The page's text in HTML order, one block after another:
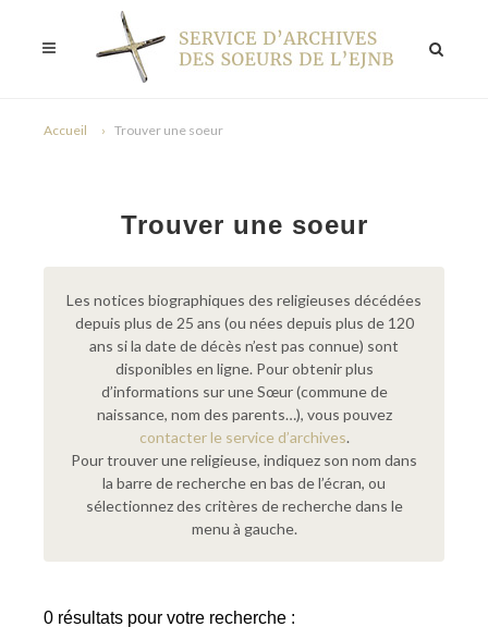
Accueil Trouver une soeur
Trouver une soeur
Les notices biographiques des religieuses décédées
depuis plus de 25 ans (ou nées depuis plus de 120
ans si la date de décès n’est pas connue) sont
disponibles en ligne. Pour obtenir plus
d’informations sur une Sœur (commune de
naissance, nom des parents…), vous pouvez
contacter le service d’archives.
Pour trouver une religieuse, indiquez son nom dans
la barre de recherche en bas de l’écran, ou
sélectionnez des critères de recherche dans le
menu à gauche.
0 résultats pour votre recherche :